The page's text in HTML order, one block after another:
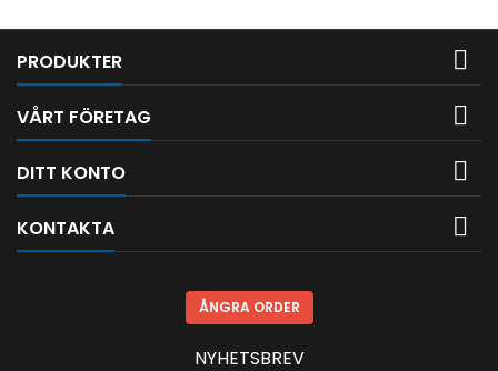
PRODUKTER 
VÅRT FÖRETAG 
DITT KONTO 
KONTAKTA 
ÅNGRA ORDER
NYHETSBREV